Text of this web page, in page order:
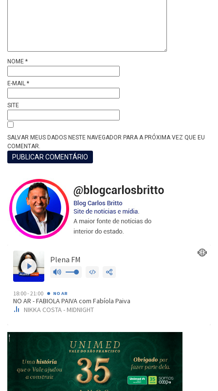
NOME *
E-MAIL *
SITE
SALVAR MEUS DADOS NESTE NAVEGADOR PARA A PRÓXIMA VEZ QUE EU
COMENTAR.